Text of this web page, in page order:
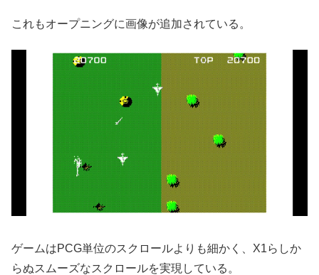
これもオープニングに画像が追加されている。
ゲームはPCG単位のスクロールよりも細かく、X1らしか
らぬスムーズなスクロールを実現している。